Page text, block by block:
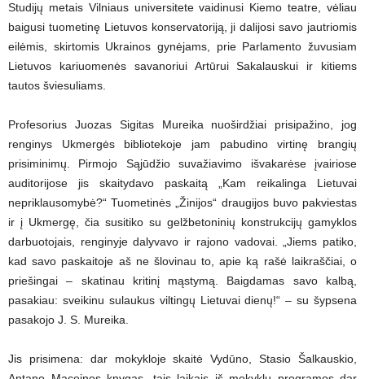
Studijų metais Vilniaus universitete vaidinusi Kiemo teatre, vėliau
baigusi tuometinę Lietuvos konservatoriją, ji dalijosi savo jautriomis
eilėmis, skirtomis Ukrainos gynėjams, prie Parlamento žuvusiam
Lietuvos kariuomenės savanoriui Artūrui Sakalauskui ir kitiems
tautos šviesuliams.
Profesorius Juozas Sigitas Mureika nuoširdžiai prisipažino, jog
renginys Ukmergės bibliotekoje jam pabudino virtinę brangių
prisiminimų. Pirmojo Sąjūdžio suvažiavimo išvakarėse įvairiose
auditorijose jis skaitydavo paskaitą „Kam reikalinga Lietuvai
nepriklausomybė?“ Tuometinės „Žinijos“ draugijos buvo pakviestas
ir į Ukmergę, čia susitiko su gelžbetoninių konstrukcijų gamyklos
darbuotojais, renginyje dalyvavo ir rajono vadovai. „Jiems patiko,
kad savo paskaitoje aš ne šlovinau to, apie ką rašė laikraščiai, o
priešingai – skatinau kritinį mąstymą. Baigdamas savo kalbą,
pasakiau: sveikinu sulaukus viltingų Lietuvai dienų!“ – su šypsena
pasakojo J. S. Mureika.
Jis prisimena: dar mokykloje skaitė Vydūno, Stasio Šalkauskio,